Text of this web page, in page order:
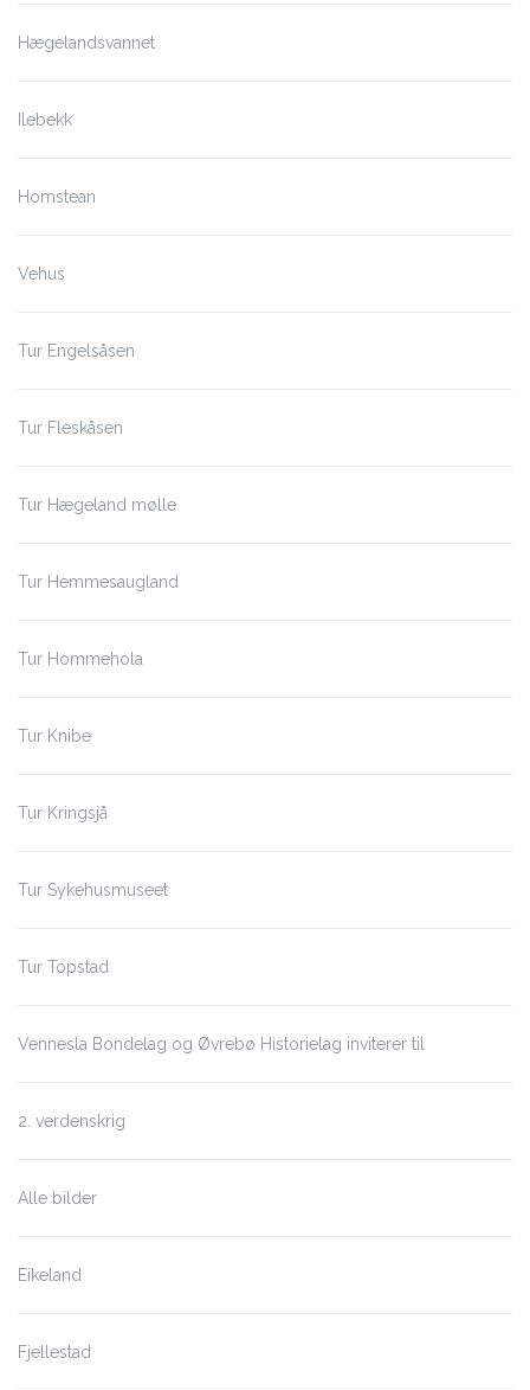
Hægelandsvannet
Ilebekk
Homstean
Vehus
Tur Engelsåsen
Tur Fleskåsen
Tur Hægeland mølle
Tur Hemmesaugland
Tur Hommehola
Tur Knibe
Tur Kringsjå
Tur Sykehusmuseet
Tur Topstad
Vennesla Bondelag og Øvrebø Historielag inviterer til
2. verdenskrig
Alle bilder
Eikeland
Fjellestad